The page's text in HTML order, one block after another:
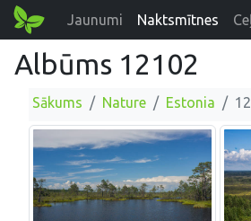
Jaunumi Naktsmītnes
Albūms 12102
Sākums Nature Estonia